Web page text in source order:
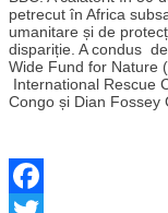
petrecut în Africa
umanitare și de
dispariție. A condus
Wide Fund for Nature
International Rescue
Congo și Dian Fossey